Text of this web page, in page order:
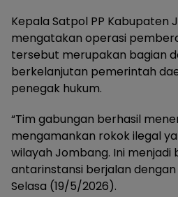
Kepala Satpol PP Kabupaten
mengatakan operasi
tersebut merupakan bagian
berkelanjutan pemerintah
penegak hukum.
“Tim gabungan berhasil
mengamankan rokok ilegal
wilayah Jombang. Ini menjadi
antarinstansi berjalan dengan
Selasa (19/5/2026).